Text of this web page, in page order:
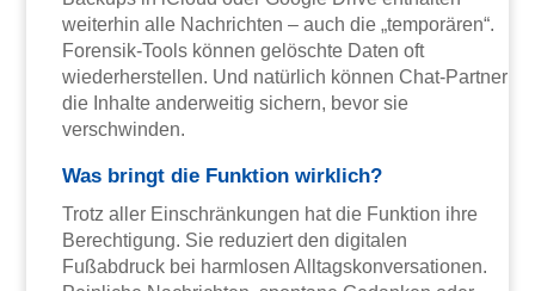
weiterhin alle Nachrichten – auch die „temporären“.
Forensik-Tools können gelöschte Daten oft
wiederherstellen. Und natürlich können Chat-Partner
die Inhalte anderweitig sichern, bevor sie
verschwinden.
Was bringt die Funktion wirklich?
Trotz aller Einschränkungen hat die Funktion ihre
Berechtigung. Sie reduziert den digitalen
Fußabdruck bei harmlosen Alltagskonversationen.